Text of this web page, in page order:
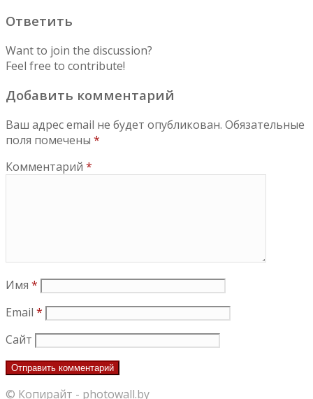
Ответить
Want to join the discussion?
Feel free to contribute!
Добавить комментарий
Ваш адрес email не будет опубликован. Обязательные
поля помечены *
Комментарий *
Имя *
Email *
Сайт
© Копирайт - photowall.by